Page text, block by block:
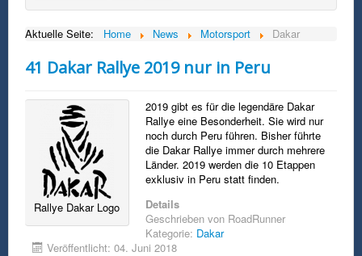
Aktuelle Seite: Home News Motorsport Dakar
41 Dakar Rallye 2019 nur in Peru
Rallye Dakar Logo
2019 gibt es für die legendäre Dakar
Rallye eine Besonderheit. Sie wird nur
noch durch Peru führen. Bisher führte
die Dakar Rallye immer durch mehrere
Länder. 2019 werden die 10 Etappen
exklusiv in Peru statt finden.
Details
Geschrieben von RoadRunner
Kategorie: Dakar
Veröffentlicht: 04. Juni 2018